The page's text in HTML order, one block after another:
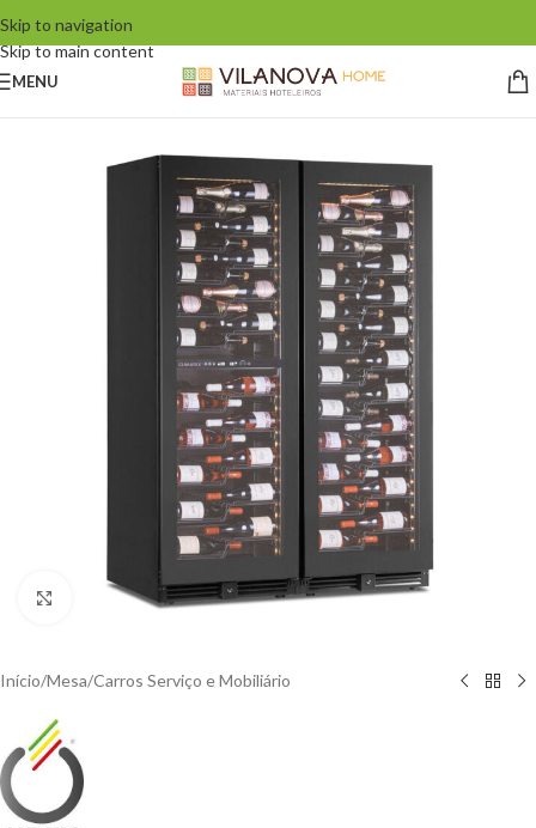
Skip to navigation
Skip to main content
MENU
Click to enlarge
Início/Mesa/Carros Serviço e Mobiliário